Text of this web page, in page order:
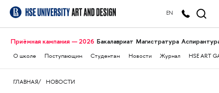
EN
Приёмная кампания — 2026 Бакалавриат Магистратура
О школе Поступающим Студентам Новости Журнал HSE ART
ГЛАВНАЯ НОВОСТИ